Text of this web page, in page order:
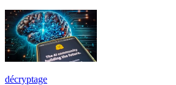
décryptage